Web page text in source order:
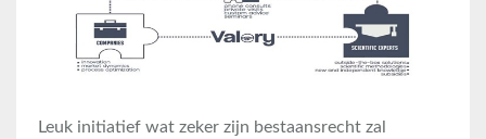
Leuk initiatief wat zeker zijn bestaansrecht zal